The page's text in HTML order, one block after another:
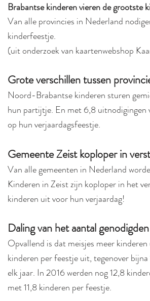
Brabantse kinderen vieren de grootste
Van alle provincies in Nederland
kinderfeestje.
(uit onderzoek van kaartenwebshop
Grote verschillen tussen
Noord-Brabantse kinderen sturen
hun partijtje. En met 6,8 uitnodigingen
op hun verjaardagsfeestje.
Gemeente Zeist koploper in
Van alle gemeenten in Nederland
Kinderen in Zeist zijn koploper in het
kinderen uit voor hun verjaardag!
Daling van het aantal
Opvallend is dat meisjes meer
kinderen per feestje uit, tegenover
elk jaar. In 2016 werden nog 12,8
met 11,8 kinderen per feestje.